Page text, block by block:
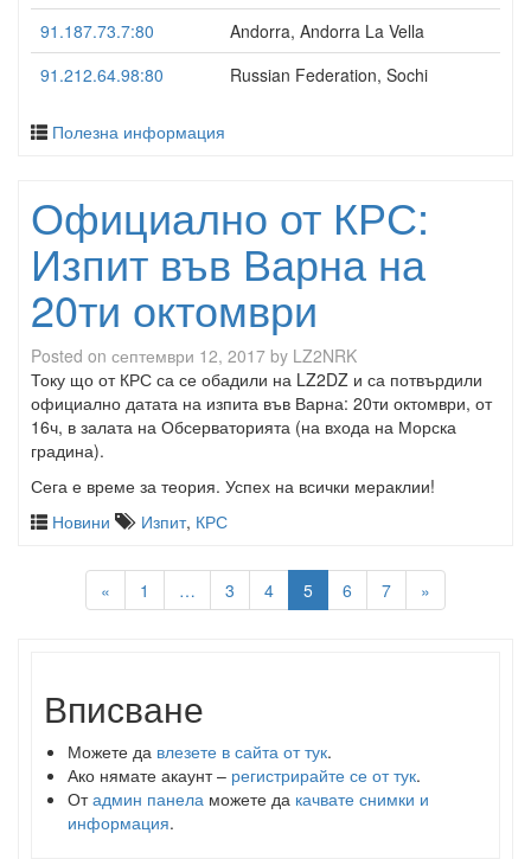
91.187.73.7:80
Andorra, Andorra La Vella
91.212.64.98:80
Russian Federation, Sochi
Полезна информация
Официално от КРС:
Изпит във Варна на
20ти октомври
Posted on септември 12, 2017 by LZ2NRK
Току що от КРС са се обадили на LZ2DZ и са потвърдили
официално датата на изпита във Варна: 20ти октомври, от
16ч, в залата на Обсерваторията (на входа на Морска
градина).
Сега е време за теория. Успех на всички мераклии!
Новини
Изпит, КРС
« 1 … 3 4 5 6 7 »
Вписване
Можете да влезете в сайта от тук.
Ако нямате акаунт – регистрирайте се от тук.
Отадмин панела можете да качвате снимки и
информация.